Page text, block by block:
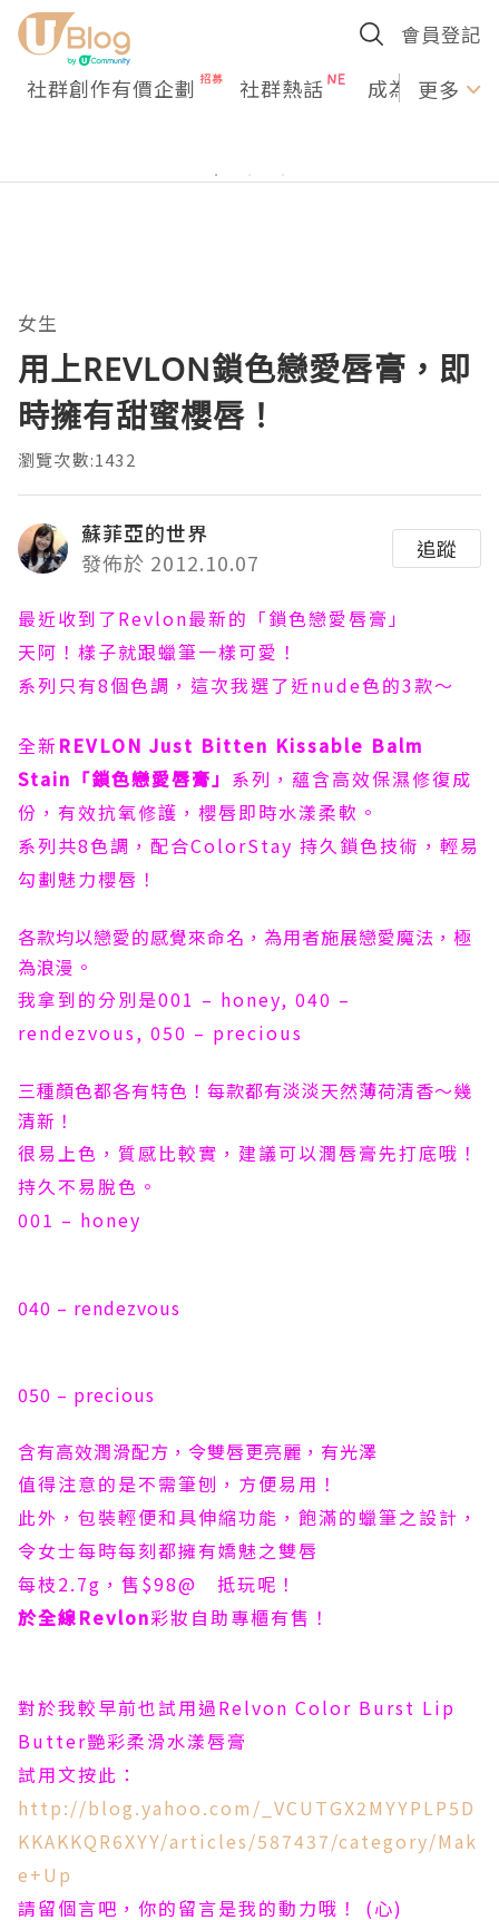
會員登記
社群創作有價企劃 社群熱話 成為U更多
女生
用上REVLON鎖色戀愛唇膏，即
時擁有甜蜜櫻唇！
瀏覽次數:1432
蘇菲亞的世界
發佈於 2012.10.07
追蹤
最近收到了Revlon最新的「鎖色戀愛唇膏」
天阿！樣子就跟蠟筆一樣可愛！
系列只有8個色調，這次我選了近nude色的3款～
全新 REVLON Just Bitten Kissable Balm
Stain 「鎖色戀愛唇膏」 系列，蘊含高效保濕修復成
份，有效抗氧修護，櫻唇即時水漾柔軟。
系列共8色調，配合ColorStay 持久鎖色技術，輕易
勾劃魅力櫻唇！
各款均以戀愛的感覺來命名，為用者施展戀愛魔法，極
為浪漫。
我拿到的分別是001 – honey, 040 –
rendezvous, 050 – precious
三種顏色都各有特色！每款都有淡淡天然薄荷清香～幾
清新！
很易上色，質感比較實，建議可以潤唇膏先打底哦！
持久不易脫色。
001 – honey
040 – rendezvous
050 – precious
含有高效潤滑配方，令雙唇更亮麗，有光澤
值得注意的是不需筆刨，方便易用！
此外，包裝輕便和具伸縮功能，飽滿的蠟筆之設計，
令女士每時每刻都擁有嬌魅之雙唇
每枝2.7g，售$98@ 抵玩呢！
於全線Revlon彩妝自助專櫃有售！
對於我較早前也試用過Relvon Color Burst Lip
Butter艷彩柔滑水漾唇膏
試用文按此：
http://blog.yahoo.com/_VCUTGX2MYYPLP5D
KKAKKQR6XYY/articles/587437/category/Mak
e+Up
請留個言吧，你的留言是我的動力哦！ (心)